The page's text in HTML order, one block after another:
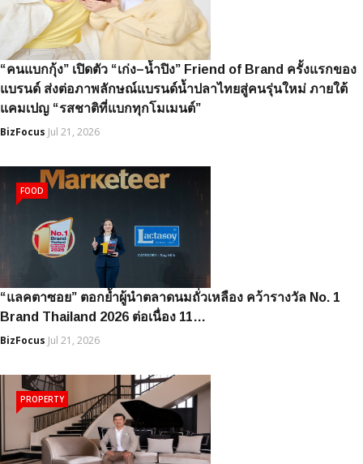
“คนแบกกุ้ง” เปิดตัว “เก่ง–น้ำปิง” Friend of Brand ครั้งแรกของ
แบรนด์ ส่งต่อภาพลักษณ์แบรนด์น้ำปลาไทยสู่คนรุ่นใหม่ ภายใต้
แคมเปญ “รสชาติที่แบกทุกโมเมนต์”
BizFocus Jul 21, 2026
“แลคตาซอย” ตอกย้ำผู้นำตลาดนมถั่วเหลือง คว้ารางวัล No. 1
Brand Thailand 2026 ต่อเนื่อง 11…
BizFocus Jul 21, 2026
FOOD
PROPERTY